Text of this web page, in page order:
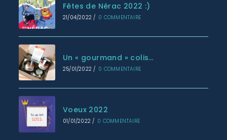
Fêtes de Nérac 2022 :)
21/04/2022 / 0 COMMENTAIRE
Un « gourmand » colis…
25/01/2022 / 0 COMMENTAIRE
Voeux 2022
01/01/2022 / 0 COMMENTAIRE